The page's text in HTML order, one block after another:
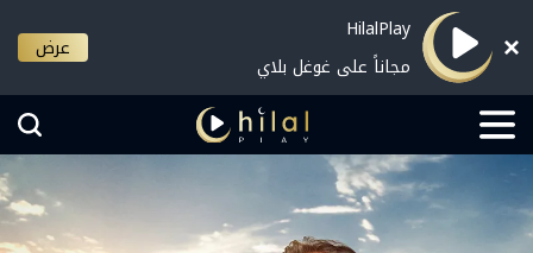
HilalPlay
مجاناً على غوغل بلاي
عرض